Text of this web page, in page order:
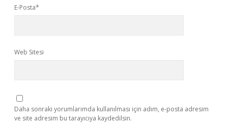
E-Posta*
Web Sitesi
Daha sonraki yorumlarımda kullanılması için adım, e-posta adresim
ve site adresim bu tarayıcıya kaydedilsin.